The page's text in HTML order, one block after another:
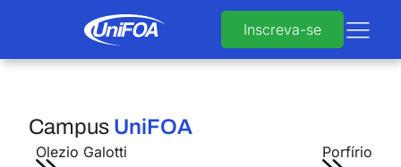
Inscreva-se
Campus UniFOA
Olezio Galotti
Porfírio